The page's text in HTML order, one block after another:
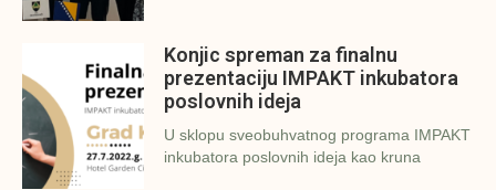
Konjic spreman za finalnu
prezentaciju IMPAKT inkubatora
poslovnih ideja
U sklopu sveobuhvatnog programa IMPAKT
inkubatora poslovnih ideja kao kruna